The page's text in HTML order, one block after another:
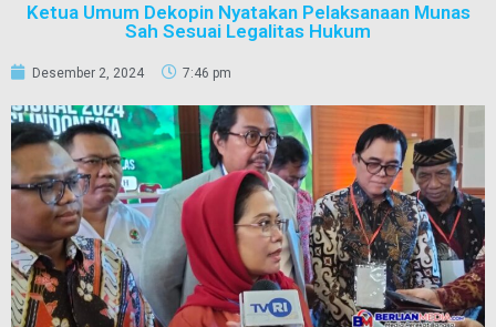
Ketua Umum Dekopin Nyatakan Pelaksanaan Munas
Sah Sesuai Legalitas Hukum
Desember 2, 2024 7:46 pm